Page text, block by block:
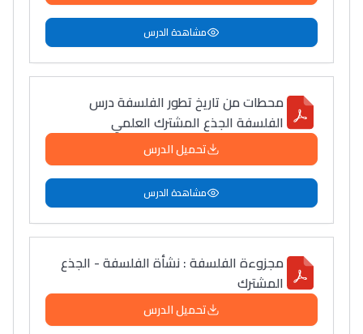
مشاهدة الدرس
محطات من تاريخ تطور الفلسفة درس
الفلسفة الجذع المشترك العلمي
تحميل الدرس
مشاهدة الدرس
مجزوءة الفلسفة : نشأة الفلسفة - الجذع
المشترك
تحميل الدرس